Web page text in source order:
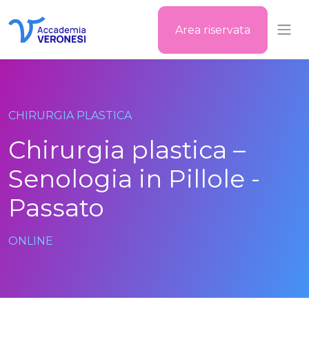
Area riservata
CHIRURGIA PLASTICA
Chirurgia plastica –
Senologia in Pillole -
Passato
ONLINE